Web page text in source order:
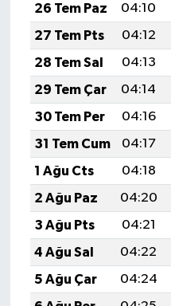
26 Tem Paz
04:10
27 Tem Pts
04:12
28 Tem Sal
04:13
29 Tem Çar
04:14
30 Tem Per
04:16
31 Tem Cum
04:17
1 Ağu Cts
04:18
2 Ağu Paz
04:20
3 Ağu Pts
04:21
4 Ağu Sal
04:22
5 Ağu Çar
04:24
ÇEK GÖNDER
KİTAP
HEDEF2020
MİZAH
TARİH